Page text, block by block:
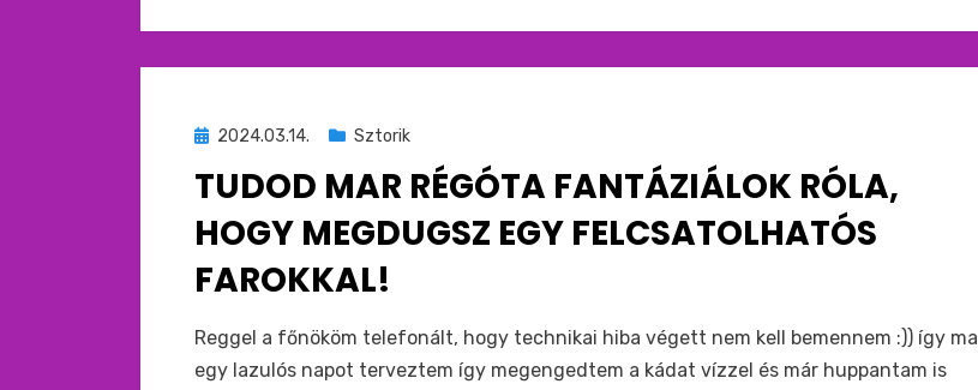
Beküldve
2024.03.14. Sztorik
TUDOD MAR RÉGÓTA FANTÁZIÁLOK RÓLA,
HOGY MEGDUGSZ EGY FELCSATOLHATÓS
FAROKKAL!
bymonkey
Reggel a főnököm telefonált, hogy technikai hiba végett nem kell bemennem :)) így ma
egy lazulós napot terveztem így megengedtem a kádat vízzel és már huppantam is